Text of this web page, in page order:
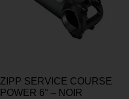
ZIPP SERVICE COURSE
POWER 6° – NOIR